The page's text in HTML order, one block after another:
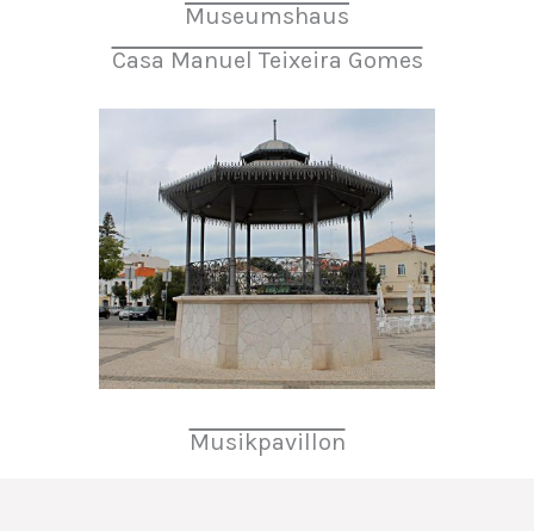
Museumshaus
Casa Manuel Teixeira Gomes
Musikpavillon